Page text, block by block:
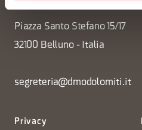
Piazza Santo Stefano 15/17
32100 Belluno - Italia
segreteria@dmodolomiti.it
Privacy